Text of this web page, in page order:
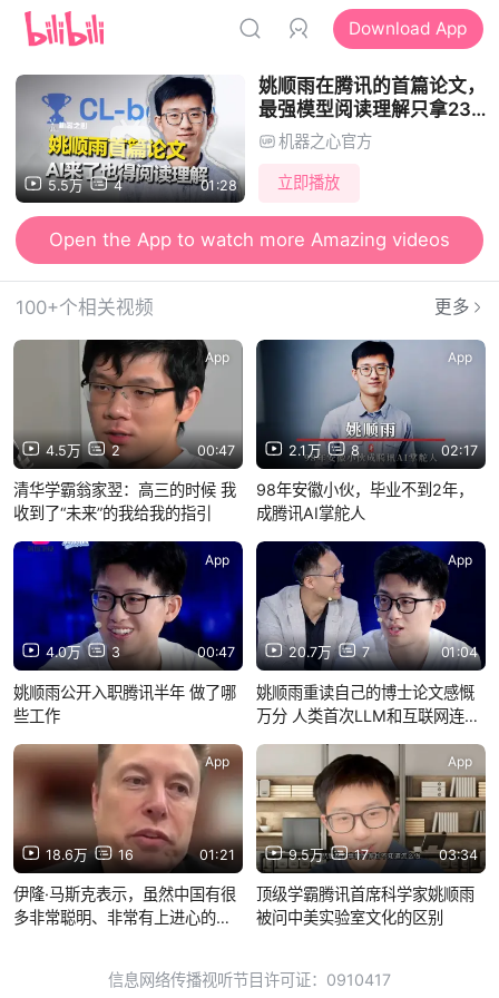
Download App
5.5万 4 01:28
姚顺雨在腾讯的首篇论文，
最强模型阅读理解只拿23
分，下半场得搞上下文学习
机器之心官方
立即播放
Open the App to watch more Amazing videos
100+个相关视频 更多
4.5万 2 00:47
App
清华学霸翁家翌：高三的时候 我
收到了“未来”的我给我的指引
2.1万 8 02:17
App
98年安徽小伙，毕业不到2年，
成腾讯AI掌舵人
4.0万 3 00:47
App
姚顺雨公开入职腾讯半年 做了哪
些工作
20.7万 7 01:04
App
姚顺雨重读自己的博士论文感慨
万分 人类首次LLM和互联网连在
已翻百倍的价值！
18.6万 16 01:21
App
伊隆·马斯克表示，虽然中国有很
多非常聪明、非常有上进心的工
9.5万 17 03:34
App
顶级学霸腾讯首席科学家姚顺雨
被问中美实验室文化的区别
信息网络传播视听节目许可证：0910417